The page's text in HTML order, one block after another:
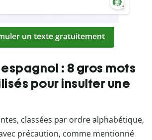
un texte gratuitement
: 8 gros mots
pour insulter une
classées par ordre alphabétique,
précaution, comme mentionné